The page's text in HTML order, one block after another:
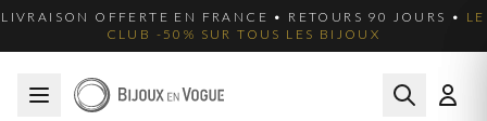
LIVRAISON OFFERTE EN FRANCE • RETOURS 90 JOURS • LE
CLUB -50% SUR TOUS LES BIJOUX